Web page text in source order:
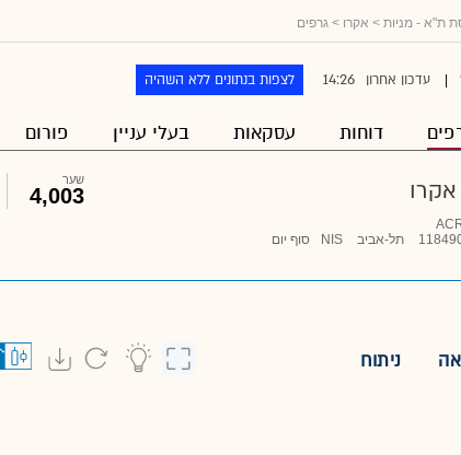
ת"א - מניות > אקרו > גרפים
עדכון אחרון 14:26 לצפות בנתונים ללא השהיה
דוחות עסקאות בעלי עניין פורום
אקרו
תל-אביב NIS סוף יום
שער
4,003
ניתוח